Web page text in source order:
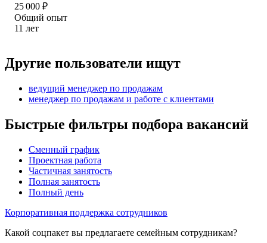
25 000 ₽
Общий опыт
11 лет
Другие пользователи ищут
ведущий менеджер по продажам
менеджер по продажам и работе с клиентами
Быстрые фильтры подбора вакансий
Сменный график
Проектная работа
Частичная занятость
Полная занятость
Полный день
Корпоративная поддержка сотрудников
Какой соцпакет вы предлагаете семейным сотрудникам?